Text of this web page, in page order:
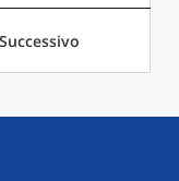
Successivo